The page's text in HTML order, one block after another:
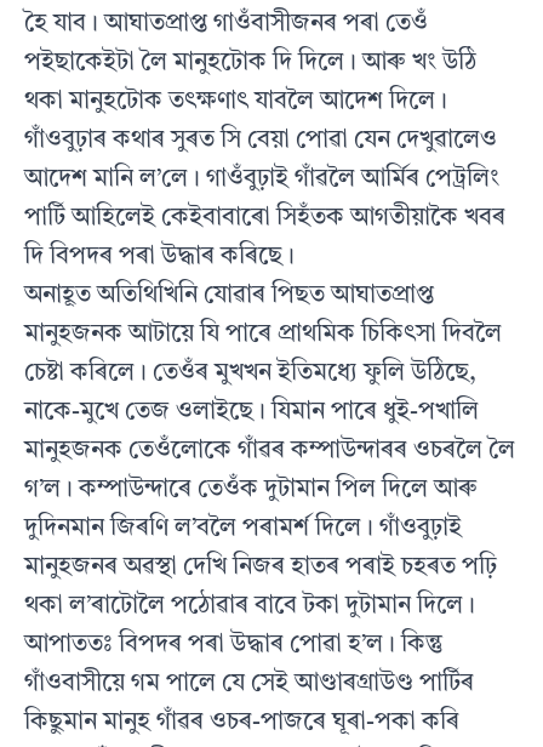
হৈ যাব। আঘাতপ্ৰাপ্ত গাওঁবাসীজনৰ পৰা তেওঁ
পইছাকেইটা লৈ মানুহটোক দি দিলে। আৰু খং উঠি
থকা মানুহটোক তৎক্ষণাৎ যাবলৈ আদেশ দিলে।
গাঁওবুঢ়াৰ কথাৰ সুৰত সি বেয়া পোৱা যেন দেখুৱালেও
আদেশ মানি ল’লে। গাওঁবুঢ়াই গাঁৱলৈ আৰ্মিৰ পেট্ৰলিং
পাৰ্টি আহিলেই কেইবাবাৰো সিহঁতক আগতীয়াকৈ খবৰ
দি বিপদৰ পৰা উদ্ধাৰ কৰিছে।
অনাহূত অতিথিখিনি যোৱাৰ পিছত আঘাতপ্ৰাপ্ত
মানুহজনক আটায়ে যি পাৰে প্ৰাথমিক চিকিৎসা দিবলৈ
চেষ্টা কৰিলে। তেওঁৰ মুখখন ইতিমধ্যে ফুলি উঠিছে,
নাকে-মুখে তেজ ওলাইছে। যিমান পাৰে ধুই-পখালি
মানুহজনক তেওঁলোকে গাঁৱৰ কম্পাউন্দাৰৰ ওচৰলৈ লৈ
গ’ল। কম্পাউন্দাৰে তেওঁক দুটামান পিল দিলে আৰু
দুদিনমান জিৰণি ল’বলৈ পৰামৰ্শ দিলে। গাঁওবুঢ়াই
মানুহজনৰ অৱস্থা দেখি নিজৰ হাতৰ পৰাই চহৰত পঢ়ি
থকা ল’ৰাটোলৈ পঠোৱাৰ বাবে টকা দুটামান দিলে।
আপাততঃ বিপদৰ পৰা উদ্ধাৰ পোৱা হ’ল। কিন্তু
গাঁওবাসীয়ে গম পালে যে সেই আণ্ডাৰগ্ৰাউণ্ড পাৰ্টিৰ
কিছুমান মানুহ গাঁৱৰ ওচৰ-পাজৰে ঘূৰা-পকা কৰি